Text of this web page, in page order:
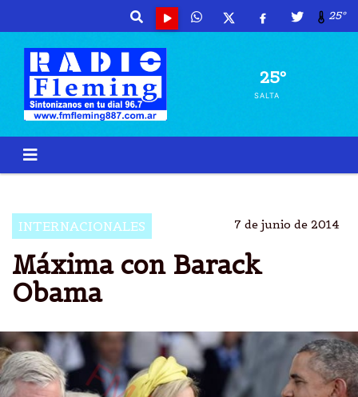
25º
25º
SALTA
INTERNACIONALES 7 de junio de 2014
Máxima con Barack
Obama